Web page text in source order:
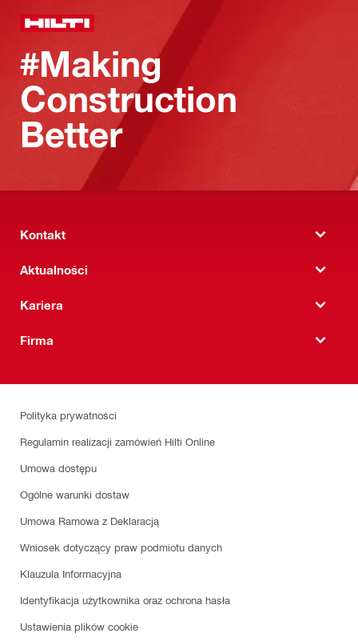
#Making
Construction
Better
Kontakt
Aktualności
Kariera
Firma
Polityka prywatności
Regulamin realizacji zamówień Hilti Online
Umowa dostępu
Ogólne warunki dostaw
Umowa Ramowa z Deklaracją
Wniosek dotyczący praw podmiotu danych
Klauzula Informacyjna
Identyfikacja użytkownika oraz ochrona hasła
Ustawienia plików cookie